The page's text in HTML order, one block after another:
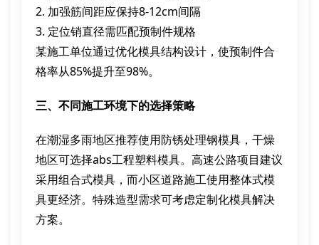
2. 加强筋间距应保持8-12cm间隔
3. 定位销直径需匹配预制件规格
某施工单位通过优化模具结构设计，使预制件合
格率从85%提升至98%。
三、不同施工环境下的选择策略
在潮湿多雨地区推荐使用防锈处理钢模具，干燥
地区可选择abs工程塑料模具。高速公路项目建议
采用组合式模具，而小区道路施工使用整体式模
具更经济。特殊造型需求可考虑定制化模具解决
方案。